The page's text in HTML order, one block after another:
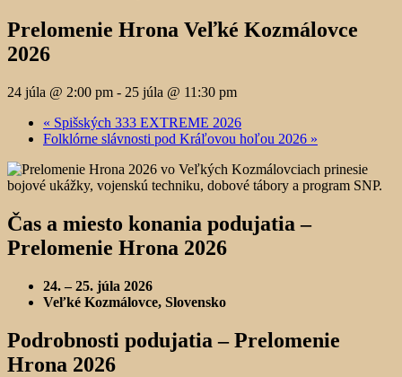
Prelomenie Hrona Veľké Kozmálovce
2026
24 júla @ 2:00 pm - 25 júla @ 11:30 pm
« Spišských 333 EXTREME 2026
Folklórne slávnosti pod Kráľovou hoľou 2026 »
Čas a miesto konania podujatia –
Prelomenie Hrona 2026
24. – 25. júla 2026
Veľké Kozmálovce, Slovensko
Podrobnosti podujatia –Prelomenie
Hrona 2026